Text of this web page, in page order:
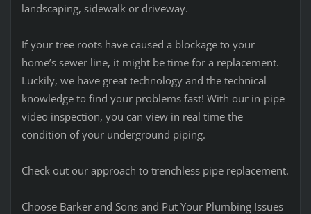
landscaping, sidewalk or driveway.
If your tree roots have caused a blockage to your
home’s sewer line, it might be time for a replacement.
Luckily, we have great technology and the technical
knowledge to find your problems fast! With our in-pipe
video inspection, you can view in real time the
condition of your underground piping.
Check out our approach to trenchless pipe replacement.
Choose Barker and Sons and Put Your Plumbing Issues